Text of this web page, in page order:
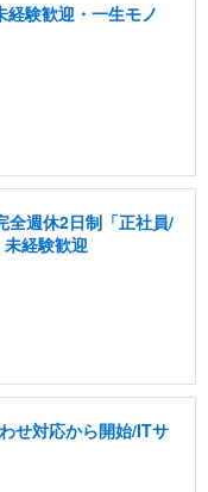
験歓迎・一生モノ
全週休2日制「正社員/
経験歓迎
せ対応から開始/ITサ